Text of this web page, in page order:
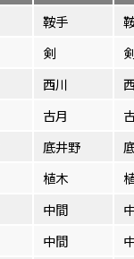
鞍手
剣
西川
古月
底井野
植木
中間
中間